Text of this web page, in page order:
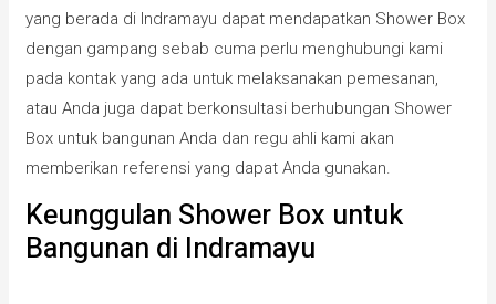
yang berada di Indramayu dapat mendapatkan Shower Box
dengan gampang sebab cuma perlu menghubungi kami
pada kontak yang ada untuk melaksanakan pemesanan,
atau Anda juga dapat berkonsultasi berhubungan Shower
Box untuk bangunan Anda dan regu ahli kami akan
memberikan referensi yang dapat Anda gunakan.
Keunggulan Shower Box untuk
Bangunan di Indramayu